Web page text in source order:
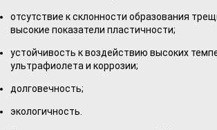
отсутствие к склонности образования
высокие показатели пластичности;
устойчивость к воздействию высоких
ультрафиолета и коррозии;
долговечность;
экологичность.